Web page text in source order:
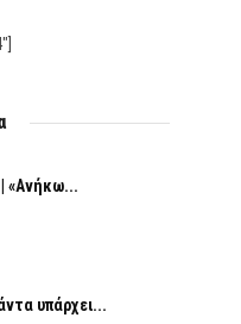
«Ανήκω...
υπάρχει...